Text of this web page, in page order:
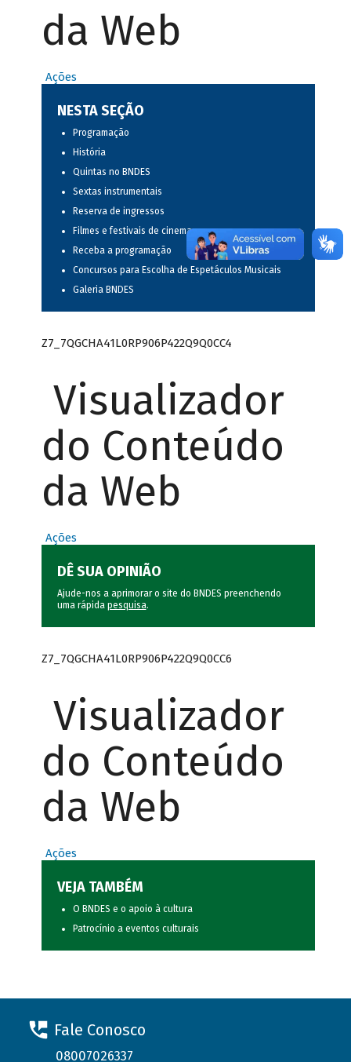
da Web
Ações
NESTA SEÇÃO
Programação
História
Quintas no BNDES
Sextas instrumentais
Reserva de ingressos
Filmes e festivais de cinema
Receba a programação
Concursos para Escolha de Espetáculos Musicais
Galeria BNDES
Z7_7QGCHA41L0RP906P422Q9Q0CC4
Visualizador
do Conteúdo
da Web
Ações
DÊ SUA OPINIÃO
Ajude-nos a aprimorar o site do BNDES preenchendo
uma rápida pesquisa.
Z7_7QGCHA41L0RP906P422Q9Q0CC6
Visualizador
do Conteúdo
da Web
Ações
VEJA TAMBÉM
O BNDES e o apoio à cultura
Patrocínio a eventos culturais
Fale Conosco
08007026337